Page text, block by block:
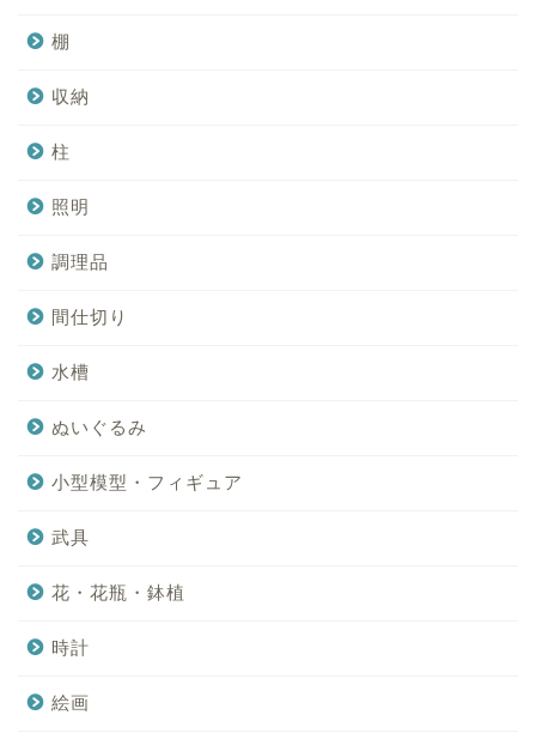
棚
収納
柱
照明
調理品
間仕切り
水槽
ぬいぐるみ
小型模型・フィギュア
武具
花・花瓶・鉢植
時計
絵画